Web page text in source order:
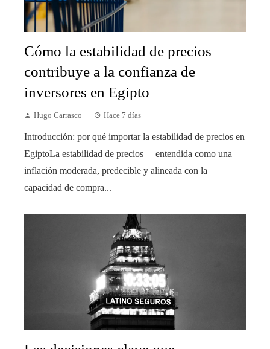
Cómo la estabilidad de precios
contribuye a la confianza de
inversores en Egipto
Hugo Carrasco Hace 7 días
Introducción: por qué importar la estabilidad de precios en
EgiptoLa estabilidad de precios —entendida como una
inflación moderada, predecible y alineada con la
capacidad de compra...